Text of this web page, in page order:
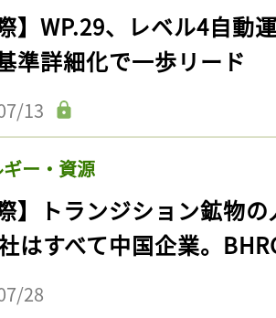
際】WP.29、レベル4自動
準詳細化で一歩リード
13
ー・資源
際】トランジション鉱物
はすべて中国企業。
28